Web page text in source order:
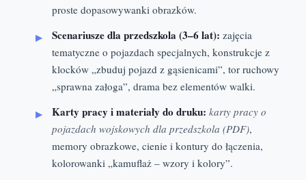
proste dopasowywanki obrazków.
Scenariusze dla przedszkola (3–6 lat): zajęcia
tematyczne o pojazdach specjalnych, konstrukcje z
klocków „zbuduj pojazd z gąsienicami”, tor ruchowy
„sprawna załoga”, drama bez elementów walki.
Karty pracy i materiały do druku: karty pracy o
pojazdach wojskowych dla przedszkola (PDF),
memory obrazkowe, cienie i kontury do łączenia,
kolorowanki „kamuflaż – wzory i kolory”.